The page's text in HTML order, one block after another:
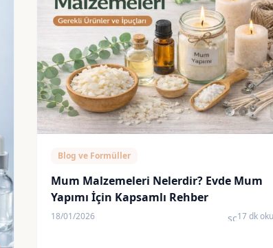
Blog ve Formüller
Mum Malzemeleri Nelerdir? Evde Mum
Yapımı İçin Kapsamlı Rehber
18/01/2026 schedule
17 dk